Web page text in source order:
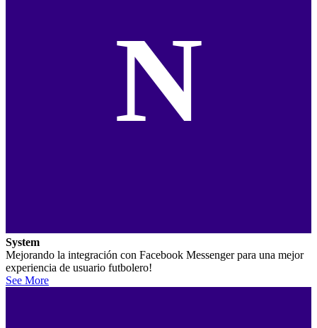
N
System
Mejorando la integración con Facebook Messenger para una mejor
experiencia de usuario futbolero!
See More